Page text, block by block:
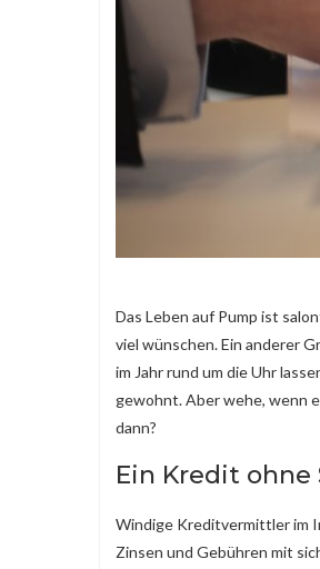
Das Leben auf Pump ist
viel wünschen. Ein anderer
im Jahr rund um die Uhr
gewohnt. Aber wehe, wenn
dann?
Ein Kredit
Windige Kreditvermittler im
Zinsen und Gebühren mit